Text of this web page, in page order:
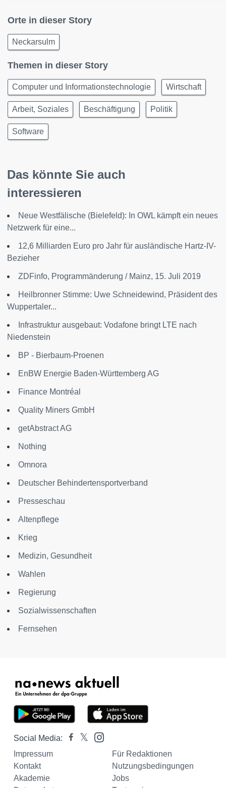
Orte in dieser Story
Neckarsulm
Themen in dieser Story
Computer und Informationstechnologie Wirtschaft
Arbeit, Soziales Beschäftigung Politik
Software
Das könnte Sie auch
interessieren
Neue Westfälische (Bielefeld): In OWL kämpft ein neues
Netzwerk für eine...
12,6 Milliarden Euro pro Jahr für ausländische Hartz-IV-
Bezieher
ZDFinfo, Programmänderung / Mainz, 15. Juli 2019
Heilbronner Stimme: Uwe Schneidewind, Präsident des
Wuppertaler...
Infrastruktur ausgebaut: Vodafone bringt LTE nach
Niedenstein
BP - Bierbaum-Proenen
EnBW Energie Baden-Württemberg AG
Finance Montréal
Quality Miners GmbH
getAbstract AG
Nothing
Omnora
Deutscher Behindertensportverband
Presseschau
Altenpflege
Krieg
Medizin, Gesundheit
Wahlen
Regierung
Sozialwissenschaften
Fernsehen
Social Media:
Impressum
Für Redaktionen
Kontakt
Nutzungsbedingungen
Akademie
Jobs